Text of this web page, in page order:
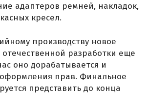
адаптеров ремней, накладок,
кресел.
производству новое
отечественной разработки еще
оно дорабатывается и
прав. Финальное
представить до конца